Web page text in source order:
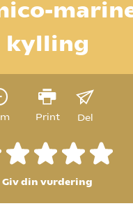
kylling
Print Del
Giv din vurdering